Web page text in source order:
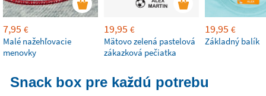
7,95 €
Malé nažehľovacie
menovky
19,95 €
Mätovo zelená pastelová
zákazková pečiatka
19,95 €
Základný balík
Snack box pre každú potrebu